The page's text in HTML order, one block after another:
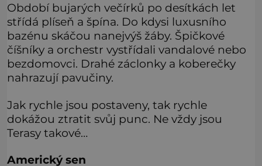
Období bujarých večírků po desítkách let
střídá plíseň a špína. Do kdysi luxusního
bazénu skáčou nanejvýš žáby. Špičkové
číšníky a orchestr vystřídali vandalové nebo
bezdomovci. Drahé záclonky a koberečky
nahrazují pavučiny.
Jak rychle jsou postaveny, tak rychle
dokážou ztratit svůj punc. Ne vždy jsou
Terasy takové…
Americký sen